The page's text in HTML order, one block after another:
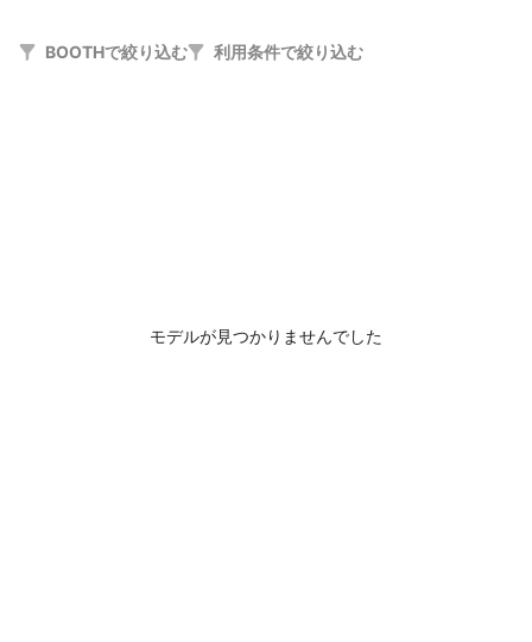
BOOTHで絞り込む 利用条件で絞り込む
モデルが見つかりませんでした